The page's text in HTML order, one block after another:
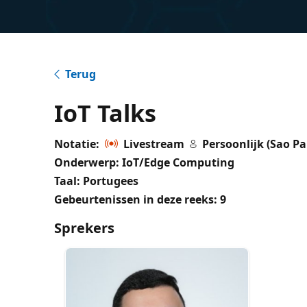
Terug
IoT Talks
Notatie: Livestream
Persoonlijk (Sao
Onderwerp: IoT/Edge Computing
Taal: Portugees
Gebeurtenissen in deze reeks: 9
Sprekers